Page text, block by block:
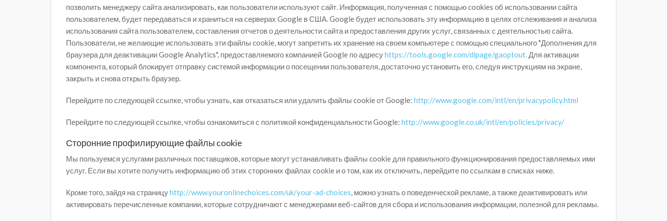
позволить менеджеру сайта анализировать, как пользователи используют сайт. Информация, полученная с помощью cookies об использовании сайта
пользователем, будет передаваться и храниться на серверах Google в США. Google будет использовать эту информацию в целях отслеживания и анализа
использования сайта пользователем, составления отчетов о деятельности сайта и предоставления других услуг, связанных с деятельностью сайта.
Пользователи, не желающие использовать эти файлы cookie, могут запретить их хранение на своем компьютере с помощью специального "Дополнения для
браузера для деактивации Google Analytics", предоставляемого компанией Google по адресуhttps://tools.google.com/dlpage/gaoptout.Для активации
компонента, который блокирует отправку системой информации о посещении пользователя, достаточно установить его, следуя инструкциям на экране,
закрыть и снова открыть браузер.
Перейдите по следующей ссылке, чтобы узнать, как отказаться или удалить файлы cookie от Google: http://www.google.com/intl/en/privacypolicy.html
Перейдите по следующей ссылке, чтобы ознакомиться с политикой конфиденциальности Google: http://www.google.co.uk/intl/en/policies/privacy/
Сторонние профилирующие файлы cookie
Мы пользуемся услугами различных поставщиков, которые могут устанавливать файлы cookie для правильного функционирования предоставляемых ими
услуг. Если вы хотите получить информацию об этих сторонних файлах cookie и о том, как их отключить, перейдите по ссылкам в списках ниже.
Кроме того, зайдя на страницуhttp://www.youronlinechoices.com/uk/your-ad-choices, можно узнать о поведенческой рекламе, а также деактивировать или
активировать перечисленные компании, которые сотрудничают с менеджерами веб-сайтов для сбора и использования информации, полезной для рекламы.